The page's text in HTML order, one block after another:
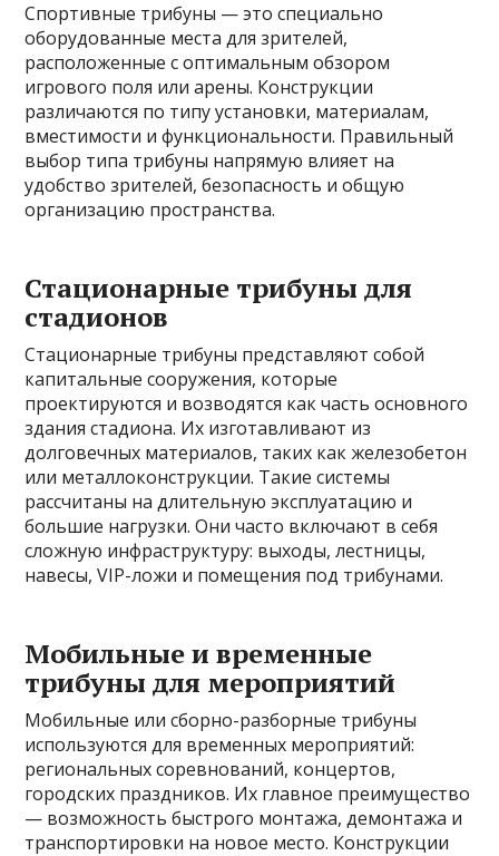
Спортивные трибуны — это специально
оборудованные места для зрителей,
расположенные с оптимальным обзором
игрового поля или арены. Конструкции
различаются по типу установки, материалам,
вместимости и функциональности. Правильный
выбор типа трибуны напрямую влияет на
удобство зрителей, безопасность и общую
организацию пространства.
Стационарные трибуны для
стадионов
Стационарные трибуны представляют собой
капитальные сооружения, которые
проектируются и возводятся как часть основного
здания стадиона. Их изготавливают из
долговечных материалов, таких как железобетон
или металлоконструкции. Такие системы
рассчитаны на длительную эксплуатацию и
большие нагрузки. Они часто включают в себя
сложную инфраструктуру: выходы, лестницы,
навесы, VIP-ложи и помещения под трибунами.
Мобильные и временные
трибуны для мероприятий
Мобильные или сборно-разборные трибуны
используются для временных мероприятий:
региональных соревнований, концертов,
городских праздников. Их главное преимущество
— возможность быстрого монтажа, демонтажа и
транспортировки на новое место. Конструкции